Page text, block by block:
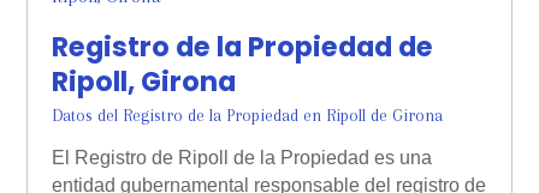
Registro de la Propiedad de
Ripoll, Girona
Datos del Registro de la Propiedad en Ripoll de Girona
El Registro de Ripoll de la Propiedad es una
entidad gubernamental responsable del registro de